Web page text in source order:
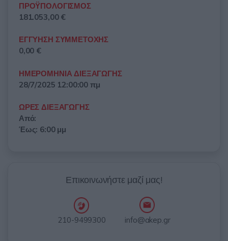
ΠΡΟΫΠΟΛΟΓΙΣΜΟΣ
181.053,00 €
ΕΓΓΥΗΣΗ ΣΥΜΜΕΤΟΧΗΣ
0,00 €
ΗΜΕΡΟΜΗΝΙΑ ΔΙΕΞΑΓΩΓΗΣ
28/7/2025 12:00:00 πμ
ΩΡΕΣ ΔΙΕΞΑΓΩΓΗΣ
Από:
Έως: 6:00 μμ
Επικοινωνήστε μαζί μας!
210-9499300 info@akep.gr